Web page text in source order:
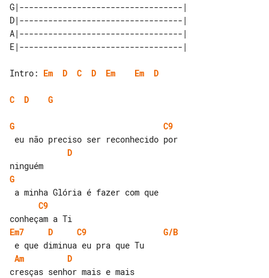
G|----------------------------------|
D|----------------------------------|
A|----------------------------------|
Intro: Em D C D Em Em D
C D G
G
C9
D
G
C9
Em7
D C9
G/B
Am
D
cresças senhor mais e mais